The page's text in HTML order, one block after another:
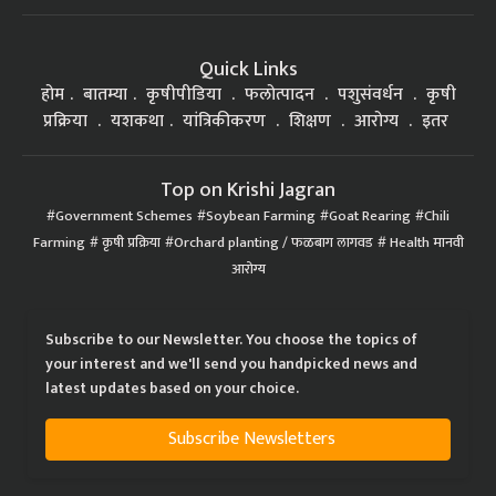
Quick Links
होम बातम्या कृषीपीडिया फलोत्पादन पशुसंवर्धन
कृषी
प्रक्रिया
यशकथा यांत्रिकीकरण शिक्षण आरोग्य इतर
Top on Krishi Jagran
Government Schemes Soybean Farming Goat Rearing Chili
Farming कृषी प्रक्रिया Orchard planting / फळबाग लागवड Health मानवी
आरोग्य
Subscribe to our Newsletter. You choose the topics of
your interest and we'll send you handpicked news and
latest updates based on your choice.
Subscribe Newsletters